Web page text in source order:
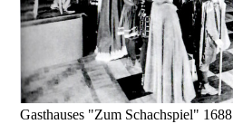
Gasthauses "Zum Schachspiel" 1688